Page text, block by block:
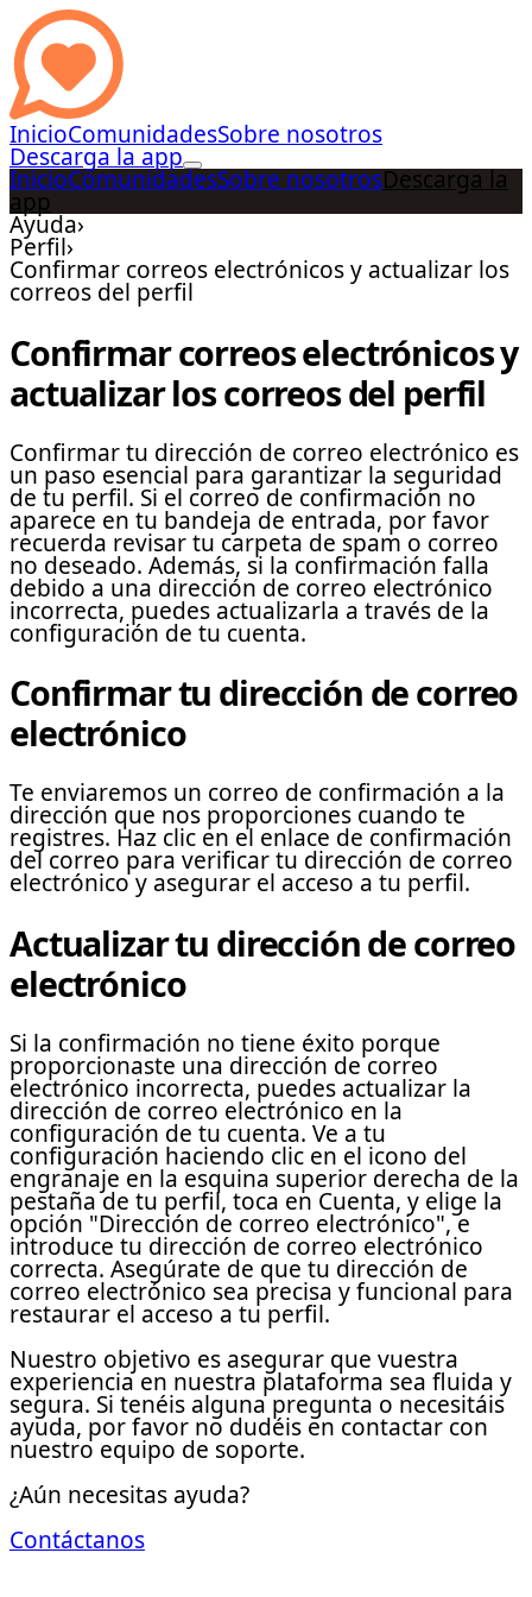
InicioComunidadesSobre nosotros
Descarga la app
InicioComunidadesSobre nosotrosDescarga la
app
Ayuda›
Perfil›
Confirmar correos electrónicos y actualizar los
correos del perfil
Confirmar correos electrónicos y
actualizar los correos del perfil
Confirmar tu dirección de correo electrónico es
un paso esencial para garantizar la seguridad
de tu perfil. Si el correo de confirmación no
aparece en tu bandeja de entrada, por favor
recuerda revisar tu carpeta de spam o correo
no deseado. Además, si la confirmación falla
debido a una dirección de correo electrónico
incorrecta, puedes actualizarla a través de la
configuración de tu cuenta.
Confirmar tu dirección de correo
electrónico
Te enviaremos un correo de confirmación a la
dirección que nos proporciones cuando te
registres. Haz clic en el enlace de confirmación
del correo para verificar tu dirección de correo
electrónico y asegurar el acceso a tu perfil.
Actualizar tu dirección de correo
electrónico
Si la confirmación no tiene éxito porque
proporcionaste una dirección de correo
electrónico incorrecta, puedes actualizar la
dirección de correo electrónico en la
configuración de tu cuenta. Ve a tu
configuración haciendo clic en el icono del
engranaje en la esquina superior derecha de la
pestaña de tu perfil, toca en Cuenta, y elige la
opción "Dirección de correo electrónico", e
introduce tu dirección de correo electrónico
correcta. Asegúrate de que tu dirección de
correo electrónico sea precisa y funcional para
restaurar el acceso a tu perfil.
Nuestro objetivo es asegurar que vuestra
experiencia en nuestra plataforma sea fluida y
segura. Si tenéis alguna pregunta o necesitáis
ayuda, por favor no dudéis en contactar con
nuestro equipo de soporte.
¿Aún necesitas ayuda?
Contáctanos